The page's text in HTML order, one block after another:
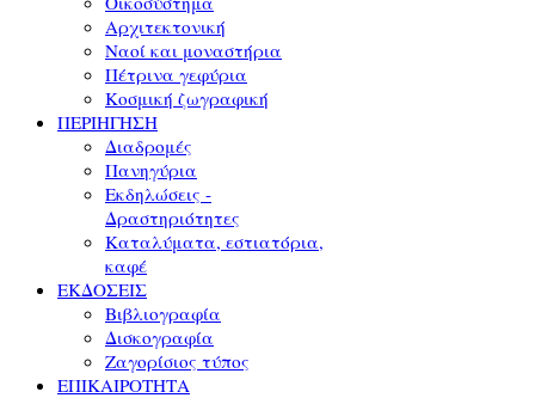
Αρχιτεκτονική
Ναοί και μοναστήρια
Πέτρινα γεφύρια
Κοσμική ζωγραφική
ΠΕΡΙΗΓΗΣΗ
Διαδρομές
Πανηγύρια
Εκδηλώσεις -
Δραστηριότητες
Καταλύματα, εστιατόρια,
καφέ
ΕΚΔΟΣΕΙΣ
Βιβλιογραφία
Δισκογραφία
Ζαγορίσιος τύπος
ΕΠΙΚΑΙΡΟΤΗΤΑ